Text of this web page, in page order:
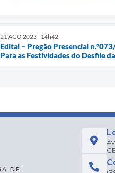
21 AGO 2023 - 14h42
Edital – Pregão Presencial
Para as Festividades do Desfile